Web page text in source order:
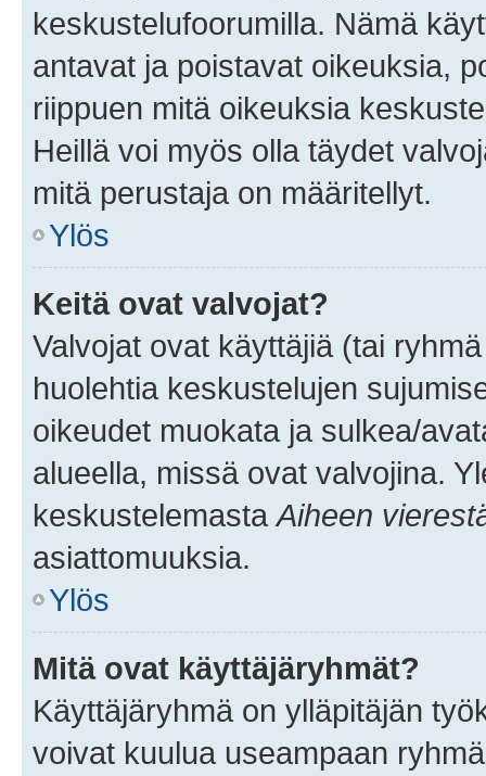
keskustelufoorumilla. Nämä
antavat ja poistavat oikeuksia,
riippuen mitä oikeuksia
Heillä voi myös olla täydet
mitä perustaja on määritellyt.
Ylös
Keitä ovat valvojat?
Valvojat ovat käyttäjiä (tai
huolehtia keskustelujen
oikeudet muokata ja sulkea/
alueella, missä ovat valvojina.
keskustelemasta Aiheen
asiattomuuksia.
Ylös
Mitä ovat käyttäjäryhmät?
Käyttäjäryhmä on ylläpitäjän
voivat kuulua useampaan